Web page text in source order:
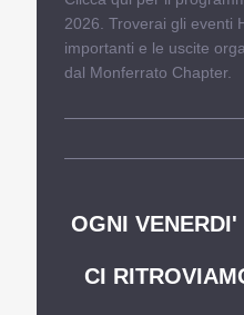
2026. Troverai gli eventi
importanti e le uscite
dal Monferrato Chapter.
OGNI VENERDI'
CI